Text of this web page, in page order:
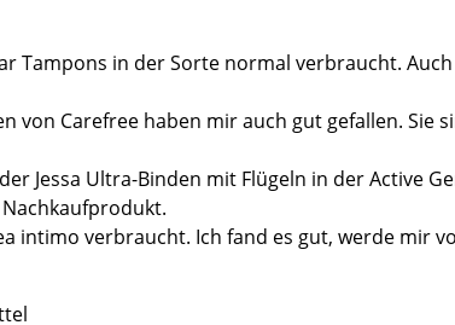
Tampons in der Sorte normal verbraucht.
von Carefree haben mir auch gut gefallen. Sie
Jessa Ultra-Binden mit Flügeln in der Active
intimo verbraucht. Ich fand es gut, werde mir